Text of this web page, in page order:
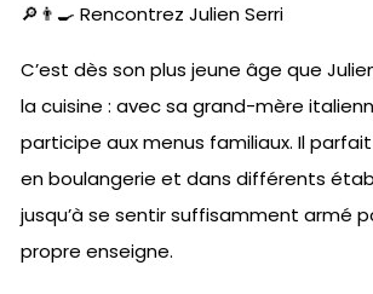
🔎👨‍🍳 Rencontrez Julien Serri
C’est dès son plus jeune âge que
la cuisine : avec sa grand-mère
participe aux menus familiaux. Il
en boulangerie et dans différents
jusqu’à se sentir suffisamment armé
propre enseigne.